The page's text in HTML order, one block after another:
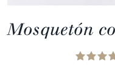
Mosquetón